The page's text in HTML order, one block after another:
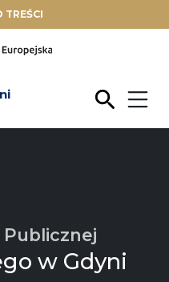
TREŚCI
w Gdyni